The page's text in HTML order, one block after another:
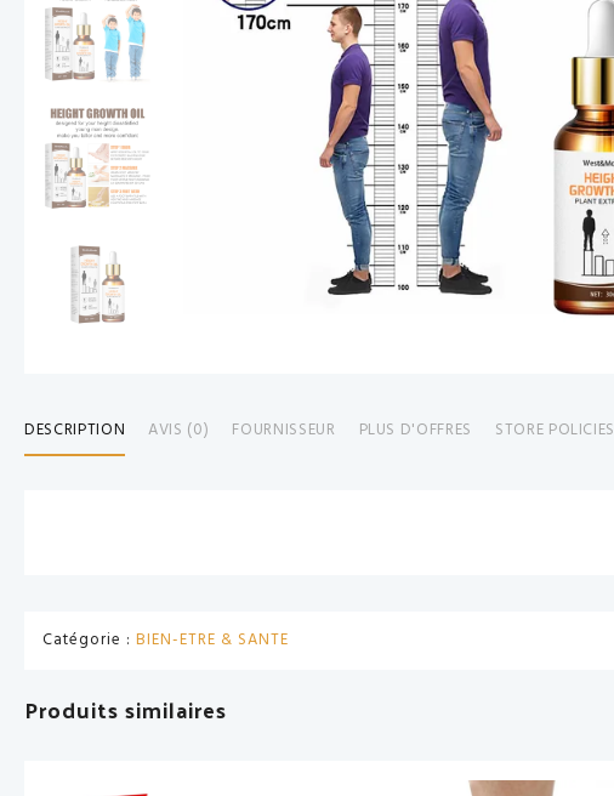
DESCRIPTION AVIS (0) FOURNISSEUR PLUS D'OFFRES STORE POLICIES
Catégorie : BIEN-ETRE & SANTE
Produits similaires